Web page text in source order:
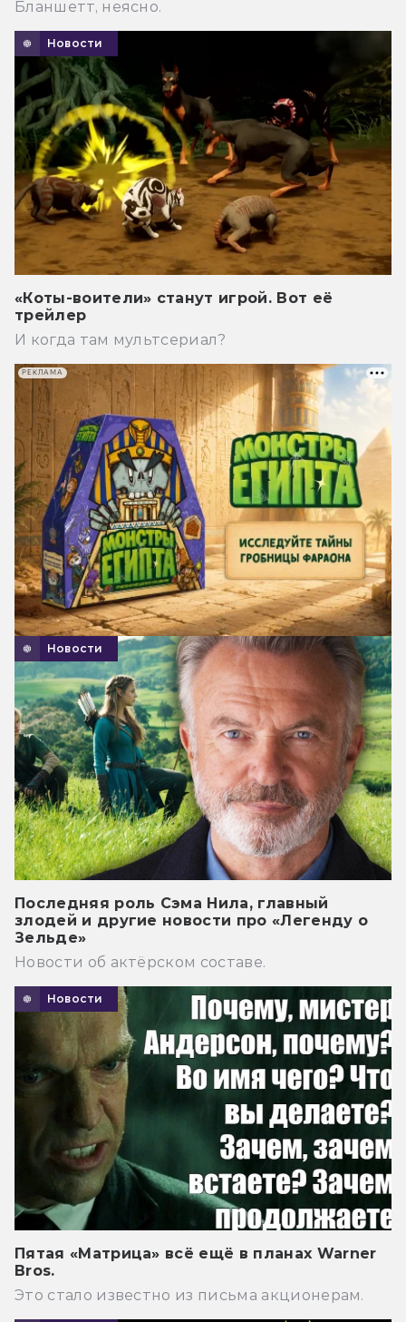
Бланшетт, неясно.
Новости
«Коты-воители» станут игрой. Вот её
трейлер
И когда там мультсериал?
Новости
Последняя роль Сэма Нила, главный
злодей и другие новости про «Легенду о
Зельде»
Новости об актёрском составе.
Новости
Пятая «Матрица» всё ещё в планах Warner
Bros.
Это стало известно из письма акционерам.
РЕКЛАМА